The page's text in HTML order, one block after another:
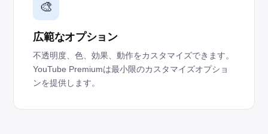
🎨
広範なオプション
不透明度、色、効果、動作をカスタマイズできます。
YouTube Premiumは最小限のカスタマイズオプショ
ンを提供します。